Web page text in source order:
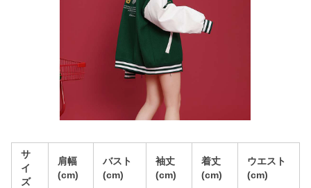
サ
イ
ズ
肩幅
(cm)
バスト
(cm)
袖丈
(cm)
着丈
(cm)
ウエスト
(cm)